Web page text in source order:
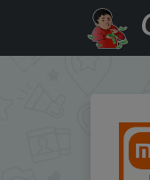
Купить по скидке